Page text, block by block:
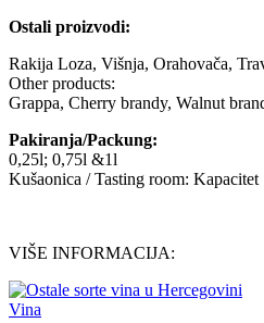
Ostali proizvodi:
Rakija Loza, Višnja, Orahovača,
Other products:
Grappa, Cherry brandy, Walnut
Pakiranja/Packung:
0,25l; 0,75l &1l
Kušaonica / Tasting room: Kapacitet
VIŠE INFORMACIJA:
Vina